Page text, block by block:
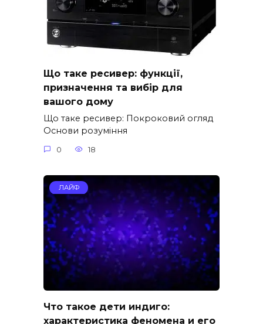
Що таке ресивер: функції,
призначення та вибір для
вашого дому
Що таке ресивер: Покроковий огляд
Основи розуміння
0 18
ЛАЙФ
Что такое дети индиго:
характеристика феномена и его